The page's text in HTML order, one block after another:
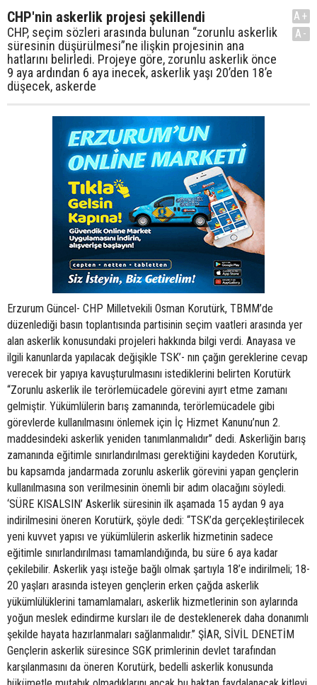
CHP'nin askerlik projesi şekillendi
CHP, seçim sözleri arasında bulunan “zorunlu askerlik
süresinin düşürülmesi”ne ilişkin projesinin ana
hatlarını belirledi. Projeye göre, zorunlu askerlik önce
9 aya ardından 6 aya inecek, askerlik yaşı 20’den 18’e
düşecek, askerde
A+
A-
Erzurum Güncel- CHP Milletvekili Osman Korutürk, TBMM’de
düzenlediği basın toplantısında partisinin seçim vaatleri arasında yer
alan askerlik konusundaki projeleri hakkında bilgi verdi. Anayasa ve
ilgili kanunlarda yapılacak değişikle TSK’- nın çağın gereklerine cevap
verecek bir yapıya kavuşturulmasını istediklerini belirten Korutürk
“Zorunlu askerlik ile terörlemücadele görevini ayırt etme zamanı
gelmiştir. Yükümlülerin barış zamanında, terörlemücadele gibi
görevlerde kullanılmasını önlemek için İç Hizmet Kanunu’nun 2.
maddesindeki askerlik yeniden tanımlanmalıdır’’ dedi. Askerliğin barış
zamanında eğitimle sınırlandırılması gerektiğini kaydeden Korutürk,
bu kapsamda jandarmada zorunlu askerlik görevini yapan gençlerin
kullanılmasına son verilmesinin önemli bir adım olacağını söyledi.
‘SÜRE KISALSIN’ Askerlik süresinin ilk aşamada 15 aydan 9 aya
indirilmesini öneren Korutürk, şöyle dedi: “TSK’da gerçekleştirilecek
yeni kuvvet yapısı ve yükümlülerin askerlik hizmetinin sadece
eğitimle sınırlandırılması tamamlandığında, bu süre 6 aya kadar
çekilebilir. Askerlik yaşı isteğe bağlı olmak şartıyla 18’e indirilmeli; 18-
20 yaşları arasında isteyen gençlerin erken çağda askerlik
yükümlülüklerini tamamlamaları, askerlik hizmetlerinin son aylarında
yoğun meslek edindirme kursları ile de desteklenerek daha donanımlı
şekilde hayata hazırlanmaları sağlanmalıdır.’’ ŞİAR, SİVİL DENETİM
Gençlerin askerlik süresince SGK primlerinin devlet tarafından
karşılanmasını da öneren Korutürk, bedelli askerlik konusunda